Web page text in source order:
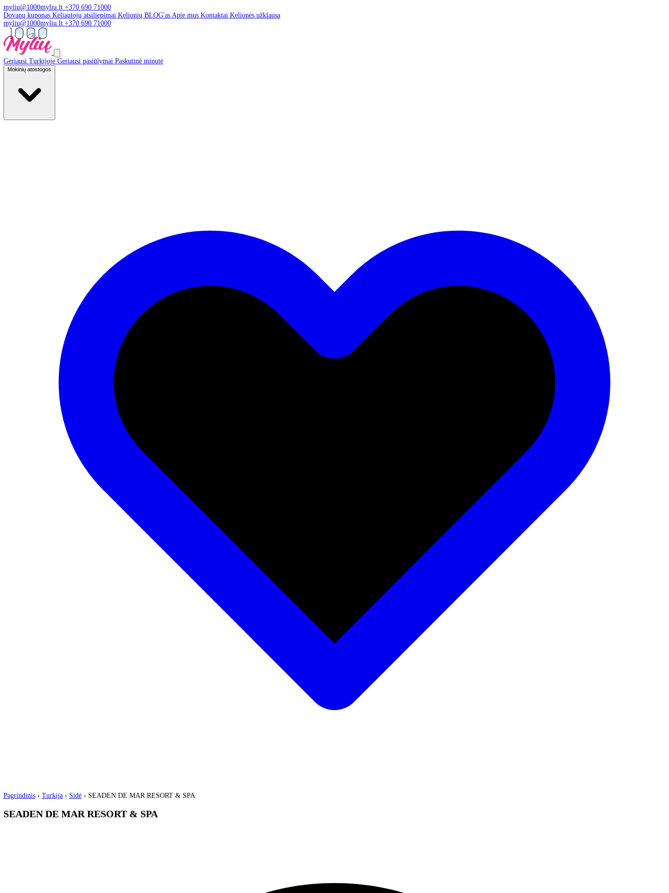
myliu@1000myliu.lt +370 690 71000
Dovanų kuponas Keliautojų atsiliepimai Kelionių BLOG'as Apie mus Kontaktai Kelionės užklausa
myliu@1000myliu.lt +370 690 71000
Geriausi Turkijoje